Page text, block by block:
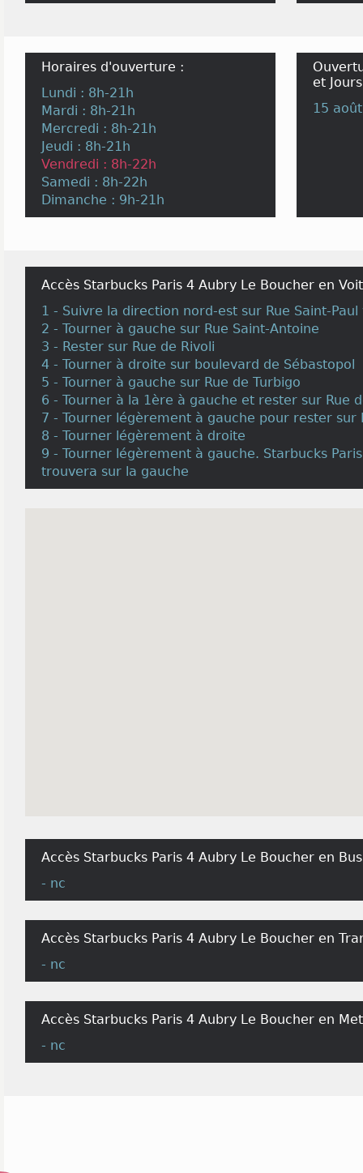
Horaires d'ouverture :
Lundi : 8h-21h
Mardi : 8h-21h
Mercredi : 8h-21h
Jeudi : 8h-21h
Vendredi : 8h-22h
Samedi : 8h-22h
Dimanche : 9h-21h
et
15 août
Accès Starbucks Paris 4 Aubry Le Boucher en
1 - Suivre la direction nord-est sur Rue Saint-
2 - Tourner à gauche sur Rue Saint-Antoine
3 - Rester sur Rue de Rivoli
4 - Tourner à droite sur boulevard de Sébastopol
5 - Tourner à gauche sur Rue de Turbigo
6 - Tourner à la 1ère à gauche et rester sur Rue
7 - Tourner légèrement à gauche pour rester sur
8 - Tourner légèrement à droite
9 - Tourner légèrement à gauche. Starbucks
trouvera sur la gauche
Accès Starbucks Paris 4 Aubry Le Boucher en
- nc
Accès Starbucks Paris 4 Aubry Le Boucher en
- nc
Accès Starbucks Paris 4 Aubry Le Boucher en
- nc